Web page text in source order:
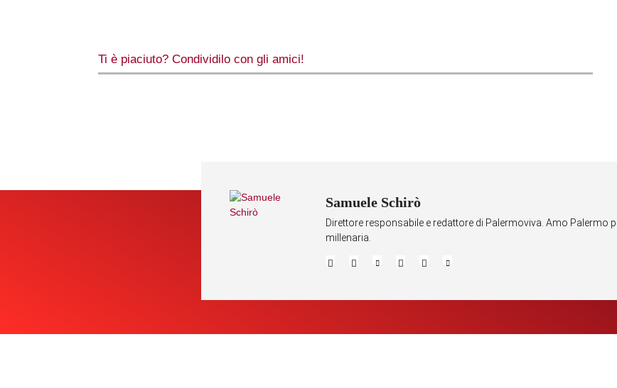
Ti è piaciuto? Condividilo con gli amici!
Samuele Schirò
Direttore responsabile e redattore di Palermoviva. Amo Palermo
millenaria.